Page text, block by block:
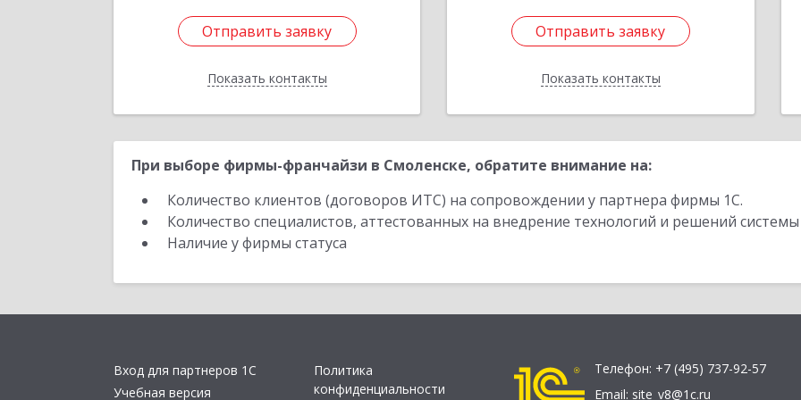
Отправить заявку
Показать контакты
Отправить заявку
Назад
Отправить заявку
Показать контакты
Отправить заявку
Назад
При выборе фирмы-франчайзи в Смоленске, обратите внимание на:
Количество клиентов (договоров ИТС) на сопровождении у партнера фирмы 1С.
Количество специалистов, аттестованных на внедрение технологий и решений
Наличие у фирмы статуса
Вход для партнеров 1С
Учебная версия
Политика
конфиденциальности
Телефон: +7 (495) 737-92-57
Email: site_v8@1c.ru